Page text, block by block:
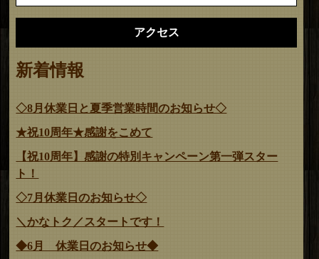
アクセス
新着情報
◇8月休業日と夏季営業時間のお知らせ◇
★祝10周年★感謝をこめて
【祝10周年】感謝の特別キャンペーン第一弾スター
ト！
◇7月休業日のお知らせ◇
＼かなトク／スタートです！
◆6月 休業日のお知らせ◆